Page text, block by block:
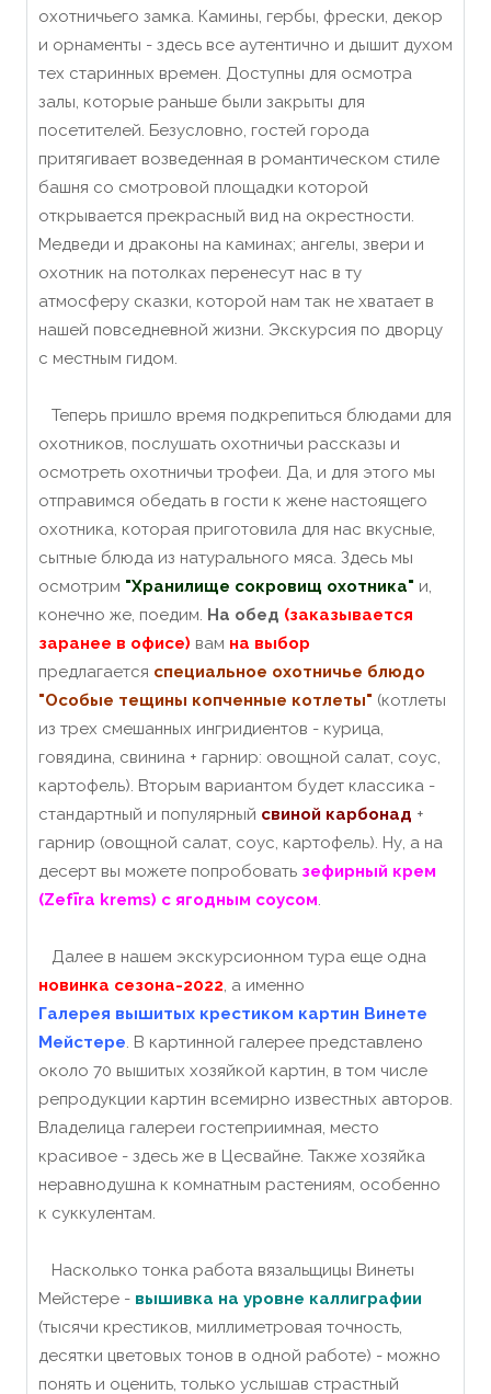
охотничьего замка. Камины, гербы, фрески, декор
и орнаменты - здесь все аутентично и дышит духом
тех старинных времен. Доступны для осмотра
залы, которые раньше были закрыты для
посетителей. Безусловно, гостей города
притягивает возведенная в романтическом стиле
башня со смотровой площадки которой
открывается прекрасный вид на окрестности.
Медведи и драконы на каминах; ангелы, звери и
охотник на потолках перенесут нас в ту
атмосферу сказки, которой нам так не хватает в
нашей повседневной жизни. Экскурсия по дворцу
с местным гидом.
Теперь пришло время подкрепиться блюдами для
охотников, послушать охотничьи рассказы и
осмотреть охотничьи трофеи. Да, и для этого мы
отправимся обедать в гости к жене настоящего
охотника, которая приготовила для нас вкусные,
сытные блюда из натурального мяса. Здесь мы
осмотрим "Хранилище сокровищ охотника" и,
конечно же, поедим. На обед (заказывается
заранее в офисе) вам на выбор
предлагается специальное охотничье блюдо
"Особые тещины копченные котлеты" (котлеты
из трех смешанных ингридиентов - курица,
говядина, свинина + гарнир: овощной салат, соус,
картофель). Вторым вариантом будет классика -
стандартный и популярный свиной карбонад +
гарнир (овощной салат, соус, картофель). Ну, а на
десерт вы можете попробовать зефирный крем
(Zefīra krems) с ягодным соусом.
Далее в нашем экскурсионном тура еще одна
новинка сезона-2022, а именно
Галерея вышитых крестиком картин Винете
Мейстере. В картинной галерее представлено
около 70 вышитых хозяйкой картин, в том числе
репродукции картин всемирно известных авторов.
Владелица галереи гостеприимная, место
красивое - здесь же в Цесвайне. Также хозяйка
неравнодушна к комнатным растениям, особенно
к суккулентам.
Насколько тонка работа вязальщицы Винеты
Мейстере - вышивка на уровне каллиграфии
(тысячи крестиков, миллиметровая точность,
десятки цветовых тонов в одной работе) - можно
понять и оценить, только услышав страстный